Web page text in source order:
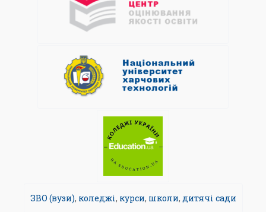
ЗВО (вузи), коледжі, курси, школи, дитячі сади